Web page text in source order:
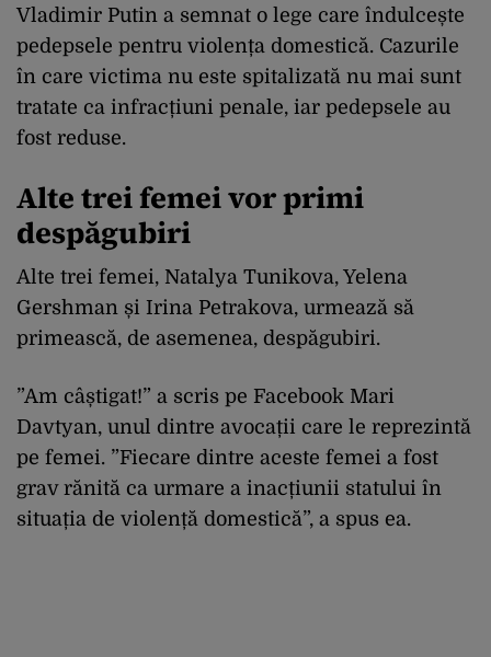
Vladimir Putin a semnat o lege care îndulcește
pedepsele pentru violența domestică. Cazurile
în care victima nu este spitalizată nu mai sunt
tratate ca infracțiuni penale, iar pedepsele au
fost reduse.
Alte trei femei vor primi
despăgubiri
Alte trei femei, Natalya Tunikova, Yelena
Gershman și Irina Petrakova, urmează să
primească, de asemenea, despăgubiri.
”Am câștigat!” a scris pe Facebook Mari
Davtyan, unul dintre avocații care le reprezintă
pe femei. ”Fiecare dintre aceste femei a fost
grav rănită ca urmare a inacțiunii statului în
situația de violență domestică”, a spus ea.